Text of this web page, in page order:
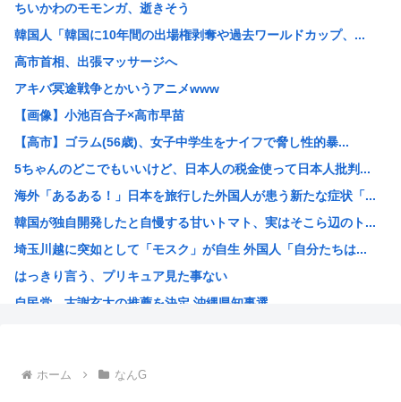
【悲報】中国の強者女性「年齢のせいで誰も私と結婚してくれ...
【画像あり】弱男「あのっ…！よかったらホテル…」女「ぷっ...
【鹿児島】突然右折し路面電車と衝突 乗っていた男女3人は...
中国メディア 中国製の「プレハブ住宅」に世界から注文が殺...
おっパブ行ってきた結果www
マーベルの新作格ゲー、俺ちゃんことデッドプール(CV子安...
共産党・志位氏「高市首相は非核三原則を今後堅持すると言わ...
【画像】愛知の半グレ、怖すぎる→御尊顔がこちら…
「小泉やめろ」核巡る防衛相発言を批判、横浜駅西口で市民ら...
40代の独身って休日はなにしてるの？
【画像】グラドルさんの『胸』、丸見えになってしまうwww
ちいかわのモモンガ、逝きそう
韓国人「韓国に10年間の出場権剥奪や過去ワールドカップ、...
高市首相、出張マッサージへ
アキバ冥途戦争とかいうアニメwww
【画像】小池百合子×高市早苗
【高市】ゴラム(56歳)、女子中学生をナイフで脅し性的暴...
5ちゃんのどこでもいいけど、日本人の税金使って日本人批判...
海外「あるある！」日本を旅行した外国人が患う新たな症状「...
韓国が独自開発したと自慢する甘いトマト、実はそこら辺のト...
埼玉川越に突如として「モスク」が自生 外国人「自分たちは...
はっきり言う、プリキュア見た事ない
自民党、古謝玄太の推薦を決定 沖縄県知事選
超かぐや姫！スピンオフ漫画、「超かぐやメシ」連載決定ww...
ホーム なんG